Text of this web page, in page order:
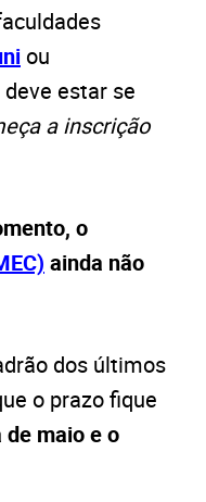
ou
estar se
a inscrição
o
ainda não
dos últimos
o prazo fique
maio e o